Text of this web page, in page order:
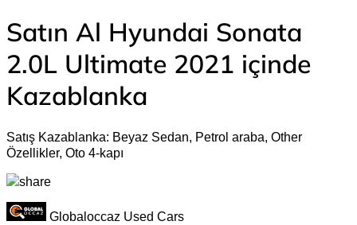
Satın Al Hyundai Sonata
2.0L Ultimate 2021 içinde
Kazablanka
Satış Kazablanka: Beyaz Sedan, Petrol araba, Other
Özellikler, Oto 4-kapı
Globaloccaz Used Cars